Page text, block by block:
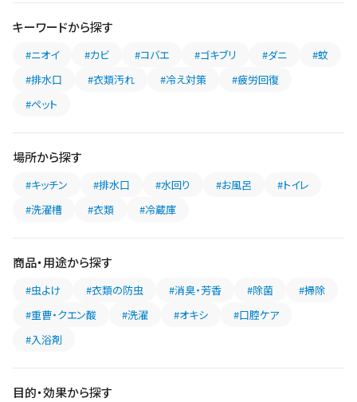
キーワードから探す
#ニオイ #カビ #コバエ #ゴキブリ #ダニ
#蚊
#排水口
#衣類汚れ #冷え対策
#疲労回復
#ペット
場所から探す
#キッチン #排水口 #水回り #お風呂
#トイレ
#洗濯槽
#衣類 #冷蔵庫
商品・用途から探す
#虫よけ #衣類の防虫 #消臭・芳香 #除菌
#掃除
#重曹・クエン酸
#洗濯 #オキシ
#口腔ケア
#入浴剤
目的・効果から探す